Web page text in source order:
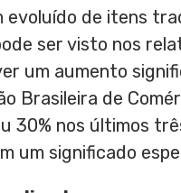
de itens
ser visto nos
um aumento
Brasileira de
30% nos últimos
um significado